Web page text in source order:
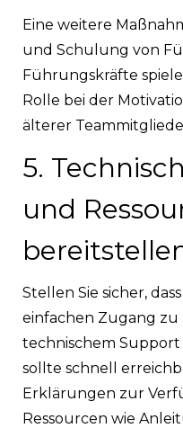
Eine weitere
und Schulung von
Führungskräfte
Rolle bei der
älterer
5.
und
Stellen Sie sicher,
einfachen Zugang
technischem Support
sollte schnell
Erklärungen zur
Ressourcen wie